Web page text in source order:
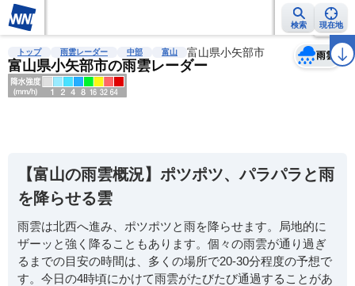
検索 現在地
雨雲レーダー 台風情報 地震情報 警報・注意報 2週間天気 ラ
トップ 雨雲レーダー 中部 富山 富山県小矢部市
富山県小矢部市の雨雲レーダー
雨雲
天気 台風
【富山の雨雲概況】ポツポツ、パラパラと雨
を降らせる雲
雨雲は北西へ進み、ポツポツと雨を降らせます。局地的に
ザーッと強く降ることもあります。個々の雨雲が通り過ぎ
るまでの目安の時間は、多くの場所で20-30分程度の予想で
す。今日の4時頃にかけて雨雲がたびたび通過することがあ